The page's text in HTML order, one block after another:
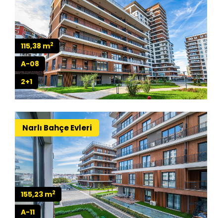
115,38 m2
A-08
2+1
Narlı Bahçe Evleri
155,23 m2
A-11